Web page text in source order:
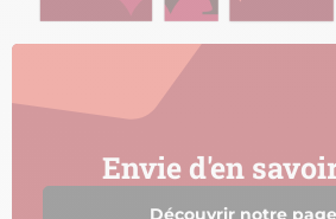
Envie d'en
Découvrir notre